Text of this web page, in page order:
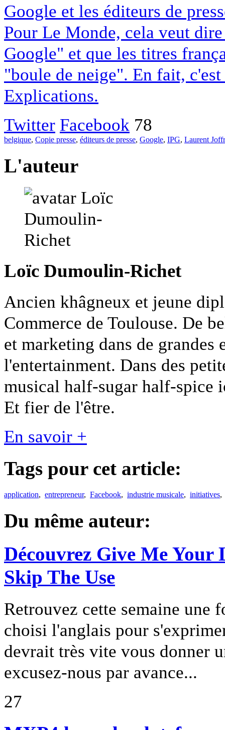
Google et les éditeurs de
Pour Le Monde, cela veut
Google" et que les titres
"boule de neige". En fait,
Explications.
Twitter Facebook 78
belgique, Copie presse, éditeurs de presse, Google, IPG, Laurent
L'auteur
Loïc Dumoulin-Richet
Ancien khâgneux et jeune
Commerce de Toulouse. De
et marketing dans de grandes
l'entertainment. Dans des
musical half-sugar half-
Et fier de l'être.
En savoir +
Tags pour cet article:
application, entrepreneur, Facebook, industrie musicale, initiatives
Du même auteur:
Découvrez Give Me
Skip The Use
Retrouvez cette semaine
choisi l'anglais pour
devrait très vite vous donner
excusez-nous par avance...
27